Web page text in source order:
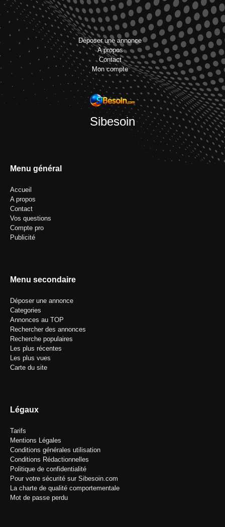
Déposer une annonce
A propos
Contact
Mon compte
Sibesoin
Menu général
Accueil
A propos
Contact
Vos questions
Compte pro
Publicité
Menu secondaire
Déposer une annonce
Categories
Annonces au TOP
Rechercher des annonces
Recherche populaires
Les plus récentes
Les plus vues
Carte du site
Légaux
Tarifs
Mentions Légales
Conditions générales utilisation
Conditions Rédactionnelles
Politique de confidentialité
Pour votre sécurité sur Sibesoin.com
La charte de qualité comportementale
Mot de passe perdu